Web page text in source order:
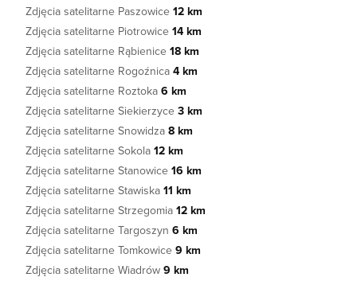
Zdjęcia satelitarne Paszowice 12 km
Zdjęcia satelitarne Piotrowice 14 km
Zdjęcia satelitarne Rąbienice 18 km
Zdjęcia satelitarne Rogoźnica 4 km
Zdjęcia satelitarne Roztoka 6 km
Zdjęcia satelitarne Siekierzyce 3 km
Zdjęcia satelitarne Snowidza 8 km
Zdjęcia satelitarne Sokola 12 km
Zdjęcia satelitarne Stanowice 16 km
Zdjęcia satelitarne Stawiska 11 km
Zdjęcia satelitarne Strzegomia 12 km
Zdjęcia satelitarne Targoszyn 6 km
Zdjęcia satelitarne Tomkowice 9 km
Zdjęcia satelitarne Wiadrów 9 km